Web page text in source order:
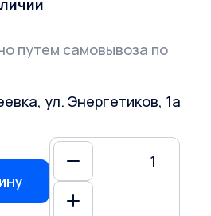
путем самовывоза по
ул. Энергетиков, 1а